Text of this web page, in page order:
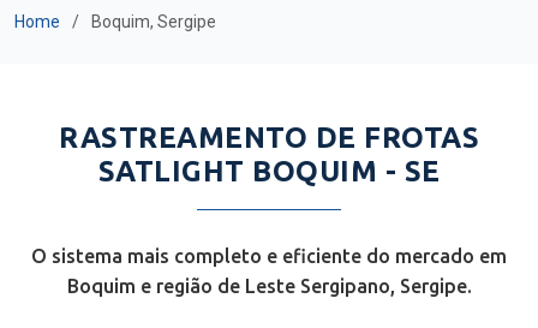
Home Boquim, Sergipe
RASTREAMENTO DE FROTAS
SATLIGHT BOQUIM - SE
O sistema mais completo e eficiente do mercado em
Boquim e região de Leste Sergipano, Sergipe.